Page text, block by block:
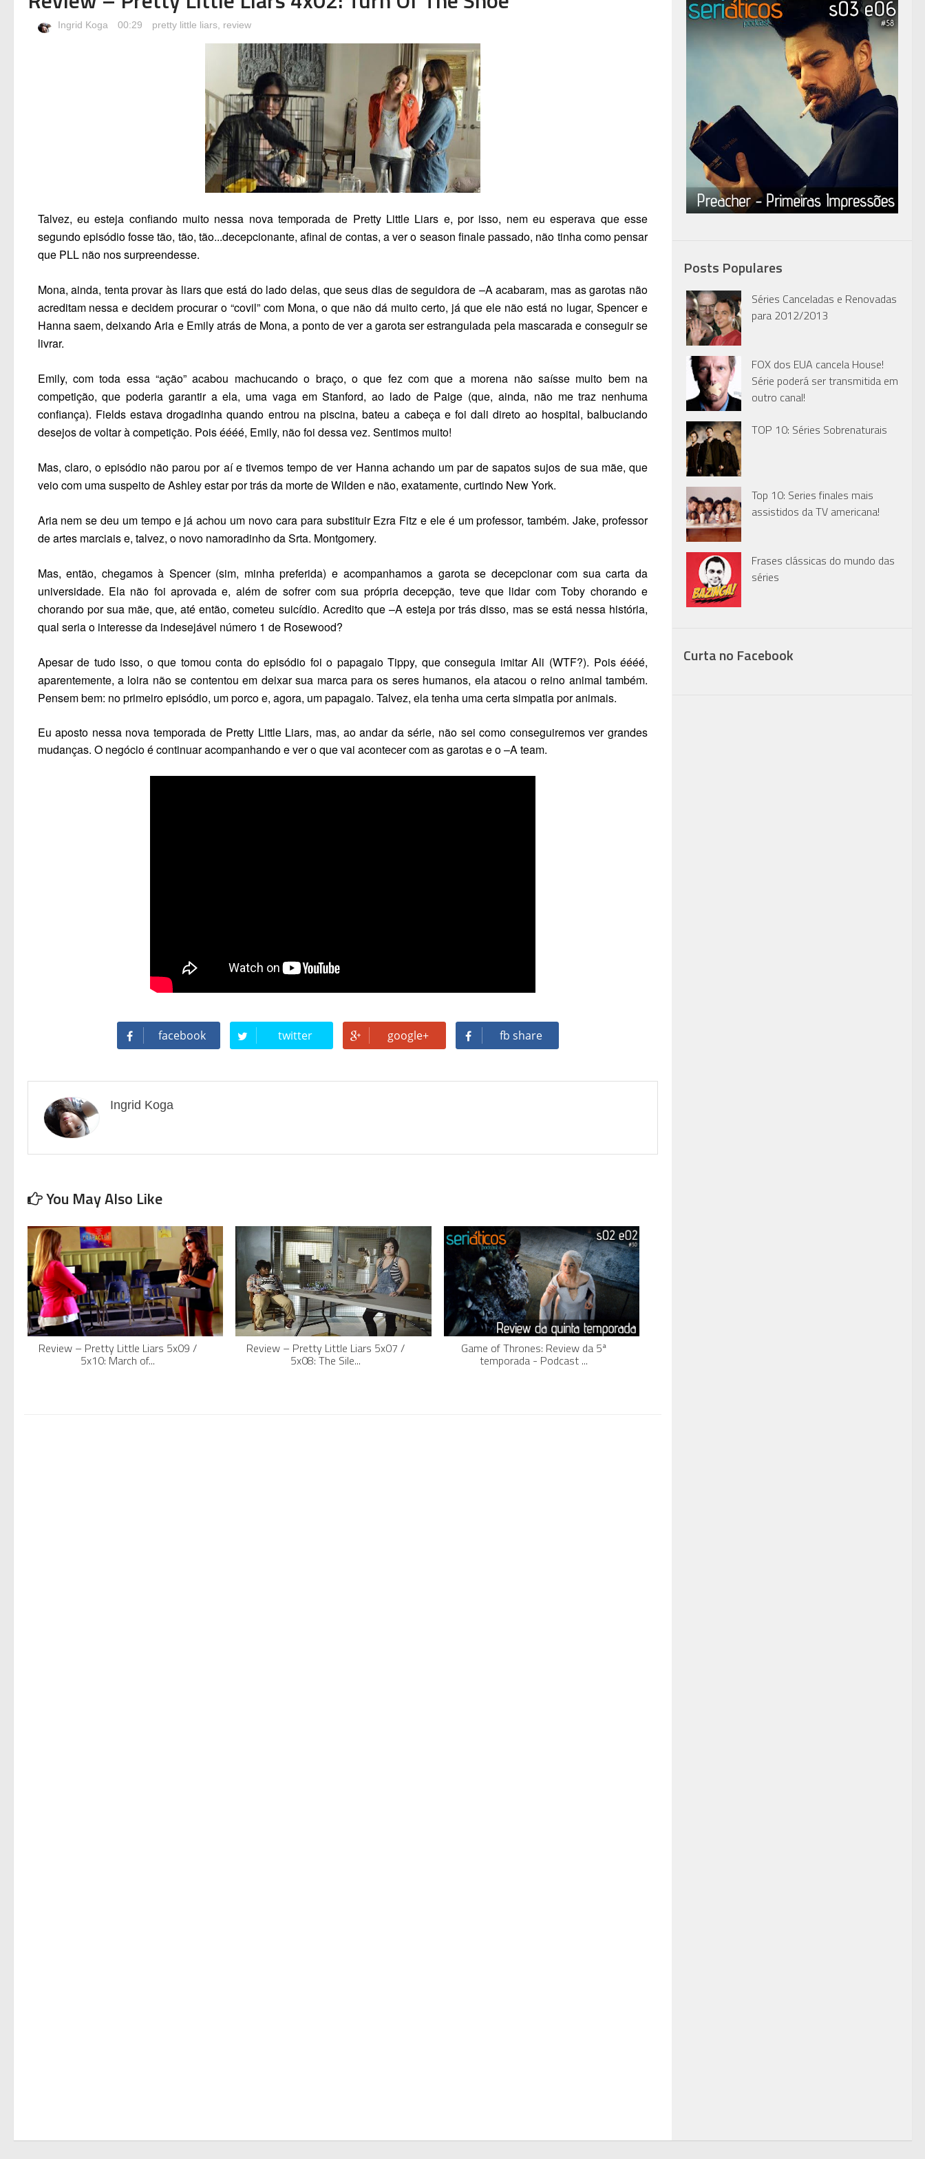
Ingrid Koga 00:29 pretty little liars, review
Talvez, eu esteja confiando muito nessa nova temporada de Pretty Little Liars e, por isso, nem eu esperava que esse
segundo episódio fosse tão, tão, tão...decepcionante, afinal de contas, a ver o season finalepassado, não tinha como pensar
que PLLnão nos surpreendesse.
Mona, ainda, tenta provar às liarsque está do lado delas, que seus dias de seguidora de –A acabaram, mas as garotas não
acreditam nessa e decidem procurar o “covil” com Mona, o que não dá muito certo, já que ele não está no lugar, Spencer e
Hanna saem, deixando Aria e Emily atrás de Mona, a ponto de ver a garota ser estrangulada pela mascarada e conseguir se
livrar.
Emily, com toda essa “ação” acabou machucando o braço, o que fez com que a morena não saísse muito bem na
competição, que poderia garantir a ela, uma vaga em Stanford, ao lado de Paige (que, ainda, não me traz nenhuma
confiança). Fields estava drogadinha quando entrou na piscina, bateu a cabeça e foi dali direto ao hospital, balbuciando
desejos de voltar à competição. Pois éééé, Emily, não foi dessa vez. Sentimos muito!
Mas, claro, o episódio não parou por aí e tivemos tempo de ver Hanna achando um par de sapatos sujos de sua mãe, que
veio com uma suspeito de Ashley estar por trás da morte de Wilden e não, exatamente, curtindo New York.
Aria nem se deu um tempo e já achou um novo cara para substituir Ezra Fitz e ele é um professor, também. Jake, professor
de artes marciais e, talvez, o novo namoradinho da Srta. Montgomery.
Mas, então, chegamos à Spencer (sim, minha preferida) e acompanhamos a garota se decepcionar com sua carta da
universidade. Ela não foi aprovada e, além de sofrer com sua própria decepção, teve que lidar com Toby chorando e
chorando por sua mãe, que, até então, cometeu suicídio. Acredito que –A esteja por trás disso, mas se está nessa história,
qual seria o interesse da indesejável número 1 de Rosewood?
Apesar de tudo isso, o que tomou conta do episódio foi o papagaio Tippy, que conseguia imitar Ali (WTF?). Pois éééé,
aparentemente, a loira não se contentou em deixar sua marca para os seres humanos, ela atacou o reino animal também.
Pensem bem: no primeiro episódio, um porco e, agora, um papagaio. Talvez, ela tenha uma certa simpatia por animais.
Eu aposto nessa nova temporada de Pretty Little Liars, mas, ao andar da série, não sei como conseguiremos ver grandes
mudanças. O negócio é continuar acompanhando e ver o que vai acontecer com as garotas e o–A team.
facebook twitter google+ fb share
Ingrid Koga
You May Also Like
Review – Pretty Little Liars 5x09 /
5x10: March of...
Review – Pretty Little Liars 5x07 /
5x08: The Sile...
Game of Thrones: Review da 5ª
temporada - Podcast ...
Posts Populares
Séries Canceladas e Renovadas
para 2012/2013
FOX dos EUA cancela House!
Série poderá ser transmitida em
outro canal!
TOP 10: Séries Sobrenaturais
Top 10: Series finales mais
assistidos da TV americana!
Frases clássicas do mundo das
séries
Curta no Facebook